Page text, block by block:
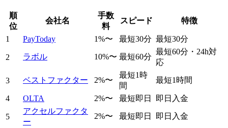
順
位
会社名
手数
料
スピード 特徴
1 PayToday 1%〜 最短30分 最短30分
2 ラボル 10%〜 最短60分
最短60分・24h対
応
3 ベストファクター 2%〜
最短1時
間
最短1時間
4 OLTA 2%〜 最短即日 即日入金
5
アクセルファクタ
ー
2%〜 最短即日 即日入金